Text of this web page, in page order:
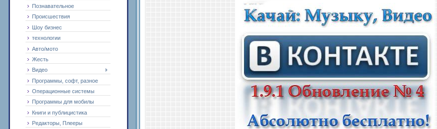
Познавательное
Происшествия
Шоу бизнес
технологии
Авто/мото
Жесть
Видео
Программы, софт, разное
Операционные системы
Программы для мобилы
Книги и публицистика
Редакторы, Плееры